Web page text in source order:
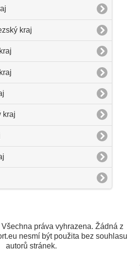
kraj
kraj
práva vyhrazena. Žádná z
nesmí být použita bez souhlasu
autorů stránek.